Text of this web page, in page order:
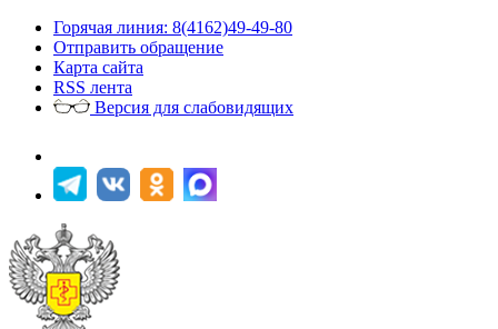
Горячая линия: 8(4162)49-49-80
Отправить обращение
Карта сайта
RSS лента
Версия для слабовидящих